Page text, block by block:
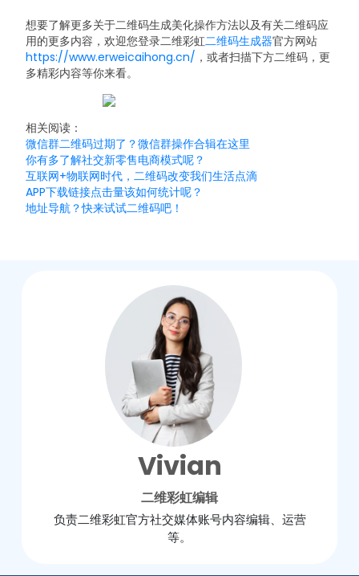
想要了解更多关于二维码生成美化操作方法以及有关二维码应
用的更多内容，欢迎您登录二维彩虹二维码生成器官方网站
https://www.erweicaihong.cn/ ，或者扫描下方二维码，更
多精彩内容等你来看。
相关阅读：
微信群二维码过期了？微信群操作合辑在这里
你有多了解社交新零售电商模式呢？
互联网+物联网时代，二维码改变我们生活点滴
APP下载链接点击量该如何统计呢？
地址导航？快来试试二维码吧！
Vivian
二维彩虹编辑
负责二维彩虹官方社交媒体账号内容编辑、运营
等。